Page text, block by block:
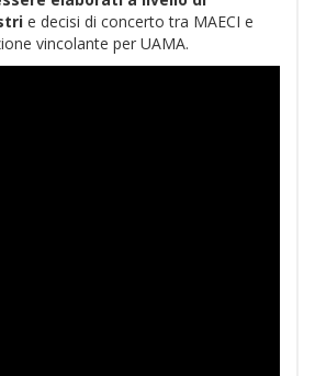
e decisi di concerto tra MAECI e
vincolante per UAMA.